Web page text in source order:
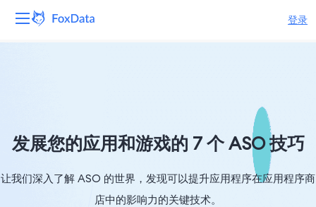
登录
解决方案
发展您的应用和游戏的 7 个 ASO 技巧
让我们深入了解 ASO 的世界，发现可以提升应用程序在应用程序商
店中的影响力的关键技术。